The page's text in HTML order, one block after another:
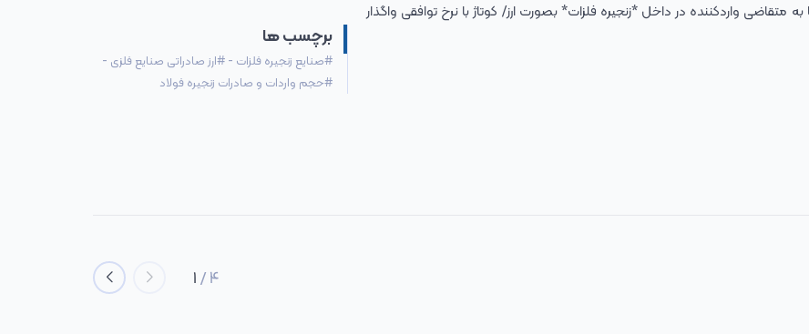
متقاضی واردکننده در داخل *زنجیره فلزات* بصورت ارز/ کوتاژ با نرخ توافقی واگذار
برچسب ها
#صنایع زنجیره فلزات -
#ارز صادراتی صنایع فلزی -
#حجم واردات و صادرات زنجیره فولاد
1/4